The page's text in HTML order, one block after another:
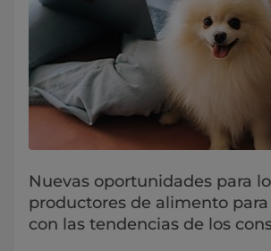
Nuevas oportunidades para
productores de alimento
con las tendencias de los